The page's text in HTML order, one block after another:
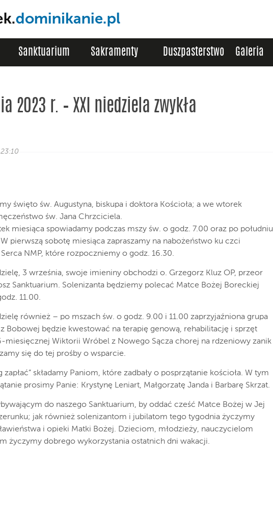
Sanktuarium Sakramenty Duszpasterstwo Galeria
2023 r. – XXI niedziela zwykła
święto św. Augustyna, biskupa i doktora Kościoła; a we wtorek
św. Jana Chrzciciela.
miesiąca spowiadamy podczas mszy św. o godz. 7.00 oraz po południu
pierwszą sobotę miesiąca zapraszamy na nabożeństwo ku czci
NMP, które rozpoczniemy o godz. 16.30.
3 września, swoje imieniny obchodzi o. Grzegorz Kluz OP, przeor
Sanktuarium. Solenizanta będziemy polecać Matce Bożej Boreckiej
11.00.
również – po mszach św. o godz. 9.00 i 11.00 zaprzyjaźniona grupa
Bobowej będzie kwestować na terapię genową, rehabilitację i sprzęt
miesięcznej Wiktorii Wróbel z Nowego Sącza chorej na rdzeniowy zanik
się do tej prośby o wsparcie.
zapłać” składamy Paniom, które zadbały o posprzątanie kościoła. W tym
prosimy Panie: Krystynę Leniart, Małgorzatę Janda i Barbarę Skrzat.
do naszego Sanktuarium, by oddać cześć Matce Bożej w Jej
jak również solenizantom i jubilatom tego tygodnia życzymy
i opieki Matki Bożej. Dzieciom, młodzieży, nauczycielom
życzymy dobrego wykorzystania ostatnich dni wakacji.